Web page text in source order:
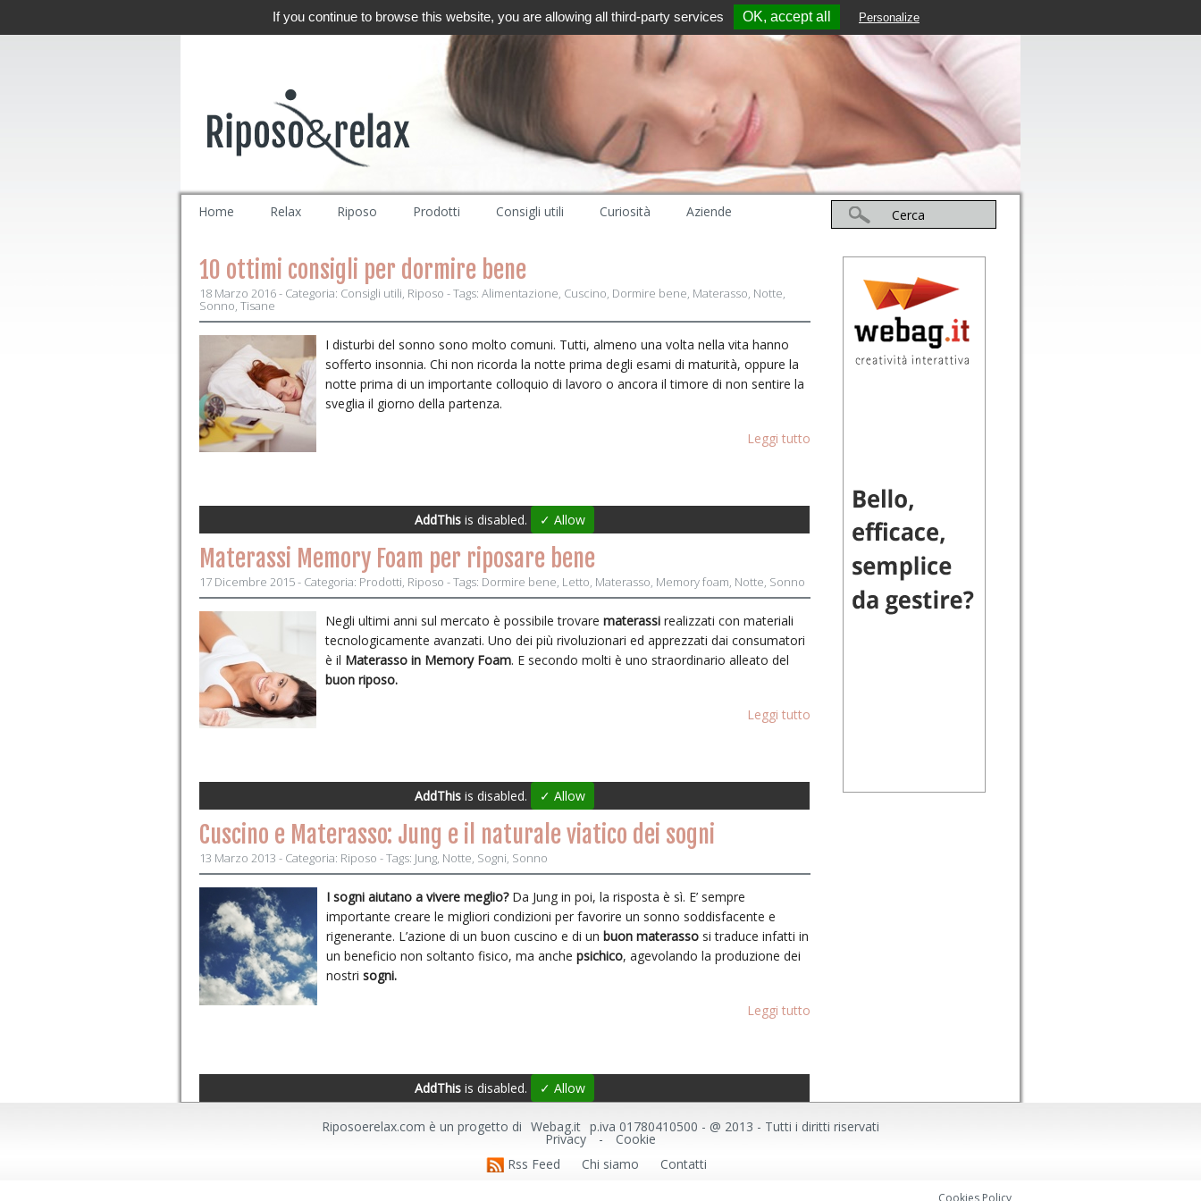
Home Relax Riposo Prodotti Consigli utili Curiosità Aziende
10 ottimi consigli per dormire bene
18 Marzo 2016 - Categoria: Consigli utili, Riposo - Tags: Alimentazione, Cuscino, Dormire bene, Materasso, Notte,
Sonno, Tisane
I disturbi del sonno sono molto comuni. Tutti, almeno una volta nella vita hanno
sofferto insonnia. Chi non ricorda la notte prima degli esami di maturità, oppure la
notte prima di un importante colloquio di lavoro o ancora il timore di non sentire la
sveglia il giorno della partenza.
Leggi tutto
AddThis is disabled. ✓ Allow
Materassi Memory Foam per riposare bene
17 Dicembre 2015 - Categoria: Prodotti, Riposo - Tags: Dormire bene, Letto, Materasso, Memory foam, Notte, Sonno
Negli ultimi anni sul mercato è possibile trovare materassi realizzati con materiali
tecnologicamente avanzati. Uno dei più rivoluzionari ed apprezzati dai consumatori
è il Materasso in Memory Foam. E secondo molti è uno straordinario alleato del
buon riposo.
Leggi tutto
AddThis is disabled. ✓ Allow
Cuscino e Materasso: Jung e il naturale viatico dei sogni
13 Marzo 2013 - Categoria: Riposo - Tags: Jung, Notte, Sogni, Sonno
I sogni aiutano a vivere meglio?Da Jung in poi, la risposta è sì. E’ sempre
importante creare le migliori condizioni per favorire un sonno soddisfacente e
rigenerante. L’azione di un buon cuscino e di un buon materasso si traduce infatti in
un beneficio non soltanto fisico, ma anche psichico, agevolando la produzione dei
nostri sogni.
Leggi tutto
AddThis is disabled. ✓ Allow
Riposoerelax.com è un progetto di Webag.it p.iva 01780410500 - @ 2013 - Tutti i diritti riservati
Privacy -
Cookie
Rss Feed
Chi siamo Contatti
Cookies Policy
If you continue to browse this website, you are allowing all third-party services OK, accept all Personalize